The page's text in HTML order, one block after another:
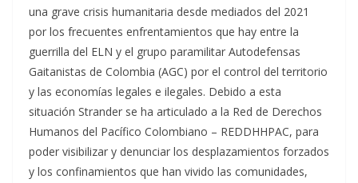
una grave crisis humanitaria desde mediados del 2021
por los frecuentes enfrentamientos que hay entre la
guerrilla del ELN y el grupo paramilitar Autodefensas
Gaitanistas de Colombia (AGC) por el control del territorio
y las economías legales e ilegales. Debido a esta
situación Strander se ha articulado a la Red de Derechos
Humanos del Pacífico Colombiano – REDDHHPAC, para
poder visibilizar y denunciar los desplazamientos forzados
y los confinamientos que han vivido las comunidades,